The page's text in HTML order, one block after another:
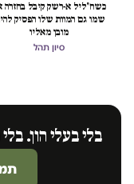
כשח'ליל א-רשק קיבל בחזרה
שמו גם המוות שלו הפסיק
מובן מאליו
סיון תהל
בלי בעלי הון.